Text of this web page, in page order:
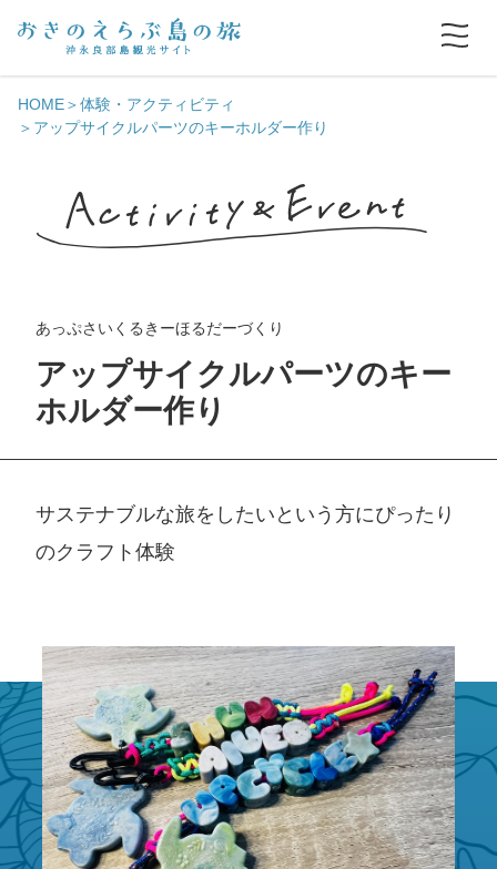
HOME
体験・アクティビティ
アップサイクルパーツのキーホルダー作り
あっぷさいくるきーほるだーづくり
アップサイクルパーツのキー
ホルダー作り
サステナブルな旅をしたいという方にぴったり
のクラフト体験